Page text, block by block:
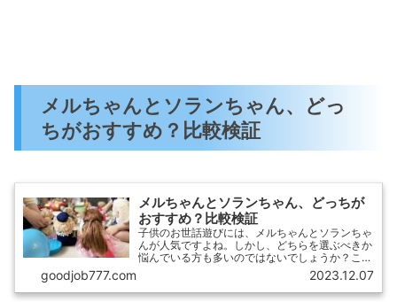
メルちゃんとソランちゃん、どっ
ちがおすすめ？比較検証
メルちゃんとソランちゃん、どっちが
おすすめ？比較検証
子供のお世話遊びには、メルちゃんとソランちゃ
んが人気ですよね。しかし、どちらを選ぶべきか
悩んでいる方も多いのではないでしょうか？この
記事では、メルちゃんとソランちゃんを徹底的に
比較検証してみます。それぞれの人形の特徴やプ
レイの楽しさ、お世話のリアルさなどを詳しく解
goodjob777.com 2023.12.07